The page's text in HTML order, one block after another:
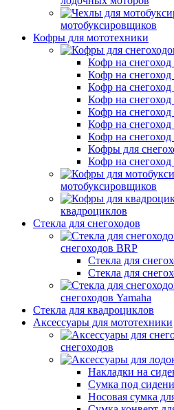
мотобуксировщиков
Кофры для мототехники
Кофр на
Кофр на
Кофр на
Кофр на
Кофр на
Кофр на снегоход
Кофр на
Кофры для
Кофр на снегоход
мотобуксировщиков
квадроциклов
Стекла для снегоходов
снегоходов BRP
Стекла для
Стекла для
снегоходов Yamaha
Стекла для квадроциклов
Аксессуары для мототехники
снегоходов
Накладки на
Сумка под
Носовая сумка